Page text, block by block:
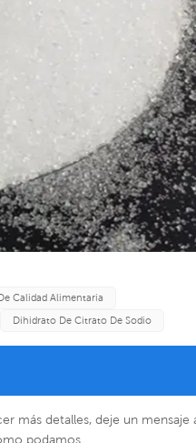
Calidad Alimentaria
Dihidrato De Citrato De Sodio
más detalles, deje un mensaje
podamos.